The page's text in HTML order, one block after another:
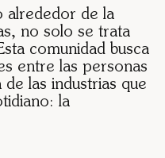
alrededor de la
no solo se trata
comunidad busca
entre las personas
las industrias que
la